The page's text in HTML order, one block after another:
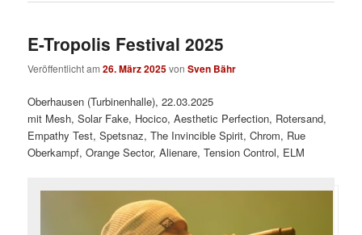
E-Tropolis Festival 2025
Veröffentlicht am26. März 2025vonSven Bähr
Oberhausen (Turbinenhalle), 22.03.2025
mit Mesh, Solar Fake, Hocico, Aesthetic Perfection, Rotersand,
Empathy Test, Spetsnaz, The Invincible Spirit, Chrom, Rue
Oberkampf, Orange Sector, Alienare, Tension Control, ELM